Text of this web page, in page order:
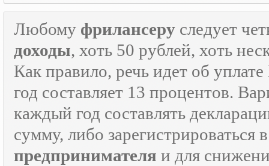
Любому фрилансеру следует
доходы, хоть 50 рублей, хоть
Как правило, речь идет об
год составляет 13 процентов.
каждый год составлять
сумму, либо зарегистрироваться
предпринимателя и для